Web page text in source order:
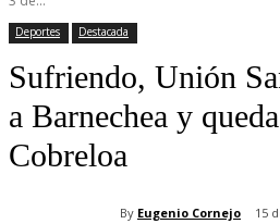
Deportes Destacada
Sufriendo, Unión
a Barnechea y
Cobreloa
By Eugenio Cornejo 15